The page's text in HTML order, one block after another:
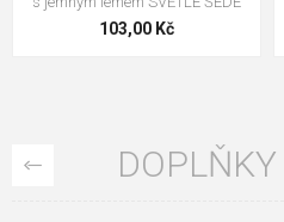
103,00 Kč